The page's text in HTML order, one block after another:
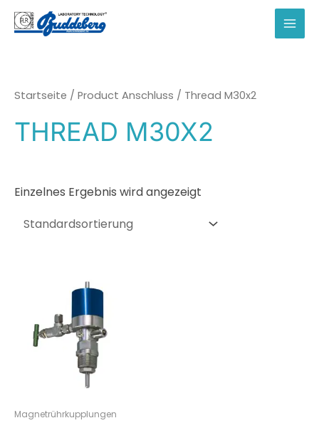
Zum
Inhalt
springen
Startseite / Product Anschluss / Thread M30x2
THREAD M30X2
Einzelnes Ergebnis wird angezeigt
Magnetrührkupplungen